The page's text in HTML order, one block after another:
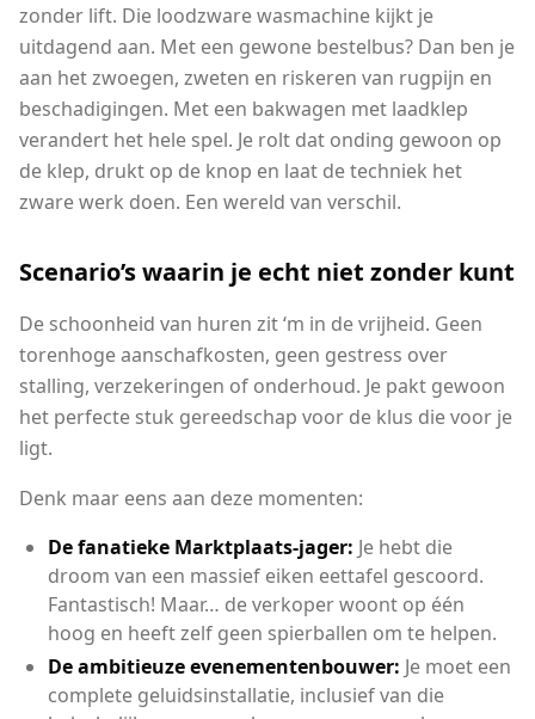
zonder lift. Die loodzware wasmachine kijkt je
uitdagend aan. Met een gewone bestelbus? Dan ben je
aan het zwoegen, zweten en riskeren van rugpijn en
beschadigingen. Met een bakwagen met laadklep
verandert het hele spel. Je rolt dat onding gewoon op
de klep, drukt op de knop en laat de techniek het
zware werk doen. Een wereld van verschil.
Scenario’s waarin je echt niet zonder kunt
De schoonheid van huren zit ‘m in de vrijheid. Geen
torenhoge aanschafkosten, geen gestress over
stalling, verzekeringen of onderhoud. Je pakt gewoon
het perfecte stuk gereedschap voor de klus die voor je
ligt.
Denk maar eens aan deze momenten:
De fanatieke Marktplaats-jager: Je hebt die
droom van een massief eiken eettafel gescoord.
Fantastisch! Maar… de verkoper woont op één
hoog en heeft zelf geen spierballen om te helpen.
De ambitieuze evenementenbouwer: Je moet een
complete geluidsinstallatie, inclusief van die